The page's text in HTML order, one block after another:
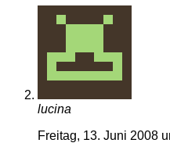
lucina
Freitag, 13. Juni 2008